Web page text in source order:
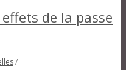
de la passe
/